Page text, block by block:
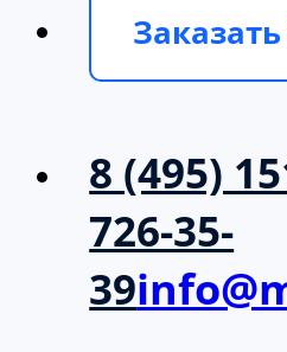
8 (495)
726-35-
39